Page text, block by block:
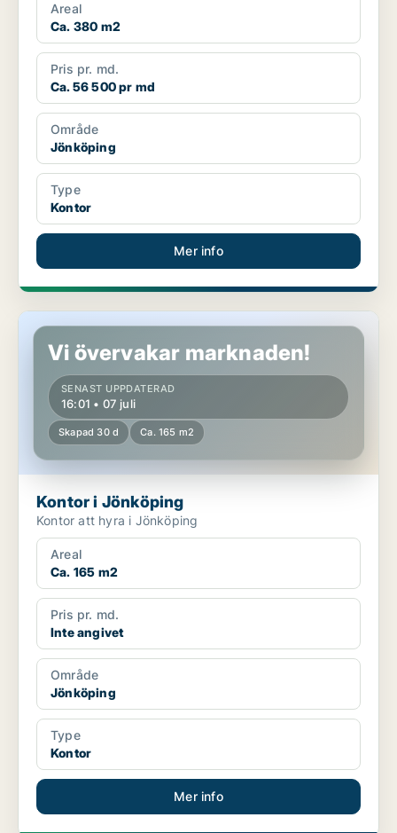
Areal
Ca. 380 m2
Pris pr. md.
Ca. 56 500 pr md
Område
Jönköping
Type
Kontor
Mer info
Kontor i Jönköping
Vi övervakar marknaden!
SENAST UPPDATERAD
16:01 • 07 juli
Skapad 30 d Ca. 165 m2
Kontor i Jönköping
Kontor att hyra i Jönköping
Areal
Ca. 165 m2
Pris pr. md.
Inte angivet
Område
Jönköping
Type
Kontor
Mer info